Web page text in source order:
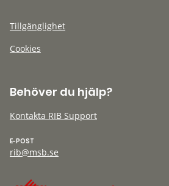
Tillgänglighet
Cookies
Behöver du hjälp?
Kontakta RIB Support
E-POST
rib@msb.se